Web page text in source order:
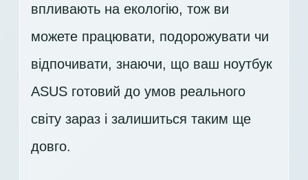
впливають на екологію, тож ви
можете працювати, подорожувати чи
відпочивати, знаючи, що ваш ноутбук
ASUS готовий до умов реального
світу зараз і залишиться таким ще
довго.